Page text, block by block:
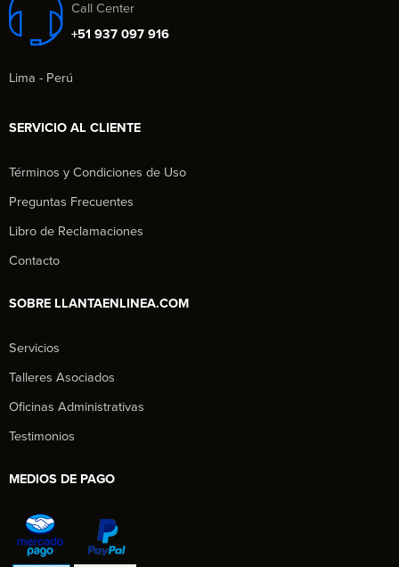
Call Center
+51 937 097 916
Lima - Perú
SERVICIO AL CLIENTE
Términos y Condiciones de Uso
Preguntas Frecuentes
Libro de Reclamaciones
Contacto
SOBRE LLANTAENLINEA.COM
Servicios
Talleres Asociados
Oficinas Administrativas
Testimonios
MEDIOS DE PAGO